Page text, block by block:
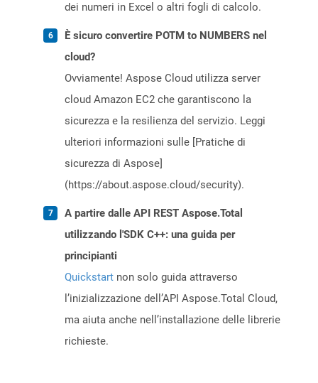
dei numeri in Excel o altri fogli di calcolo.
È sicuro convertire POTM to NUMBERS nel
cloud?
Ovviamente! Aspose Cloud utilizza server
cloud Amazon EC2 che garantiscono la
sicurezza e la resilienza del servizio. Leggi
ulteriori informazioni sulle [Pratiche di
sicurezza di Aspose]
(https://about.aspose.cloud/security).
A partire dalle API REST Aspose.Total
utilizzando l'SDK C++: una guida per
principianti
Quickstart non solo guida attraverso
l’inizializzazione dell’API Aspose.Total Cloud,
ma aiuta anche nell’installazione delle librerie
richieste.